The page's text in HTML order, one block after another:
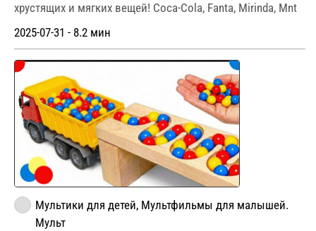
хрустящих и мягких вещей! Coca-Cola, Fanta, Mirinda, Mnt
2025-07-31 - 8.2 мин
Мультики для детей, Мультфильмы для малышей.
Мульт